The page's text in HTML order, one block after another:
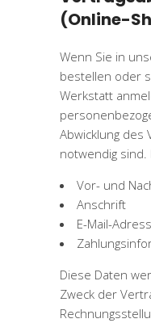
(Online-
Wenn Sie in
bestellen oder
Werkstatt
Abwicklung des
notwendig
Vor- und
Anschrift
E-Mail-
Diese Daten
Zweck der